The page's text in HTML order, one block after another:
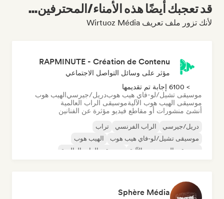
قد تعجبك أيضًا هذه الأمناء/المحترفين...
لأنك تزور ملف تعريف Wirtuoz Média
RAPMINUTE - Création de Contenu
مؤثر على وسائل التواصل الاجتماعي
> 6100 إجابة تم تقديمها
موسيقى تشيل/لو-فاي هيب هوبدريل/جيرسيالهيب هوب
موسيقى الهيب هوب الآليةموسيقى الراب العالمية
أنشئ منشورات أو مقاطع فيديو مؤثرة عن الفنانين
دريل/جيرسي الراب الفرنسي
تراب
موسيقى تشيل/لو-فاي هيب هوب
الهيب هوب
موسيقى الهيب هوب الآلية
موسيقى الراب العالمية
Sphère Média